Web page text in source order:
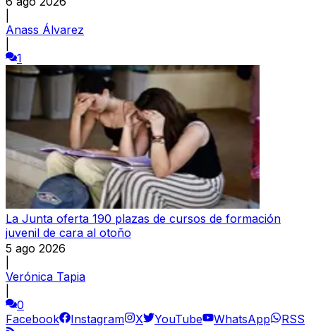
Anass Álvarez
1
La Junta oferta 190 plazas de cursos de formación
juvenil de cara al otoño
5 ago 2026
Verónica Tapia
0
Facebook
Instagram X YouTube WhatsApp RSS